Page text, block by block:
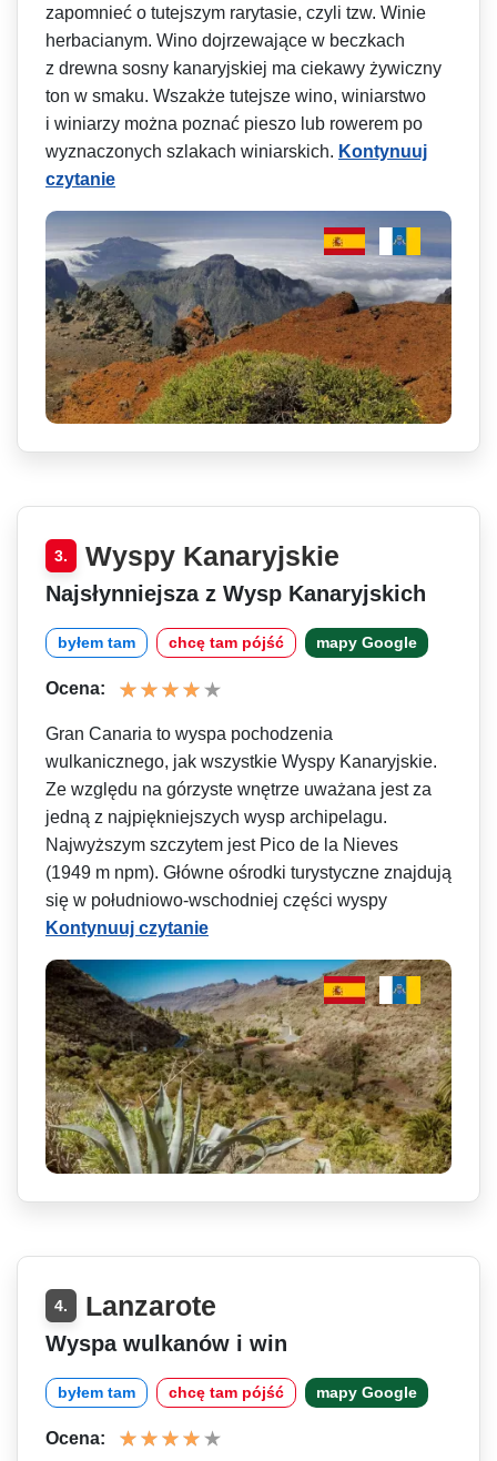
zapomnieć o tutejszym rarytasie, czyli tzw. Winie
herbacianym. Wino dojrzewające w beczkach
z drewna sosny kanaryjskiej ma ciekawy żywiczny
ton w smaku. Wszakże tutejsze wino, winiarstwo
i winiarzy można poznać pieszo lub rowerem po
wyznaczonych szlakach winiarskich. Kontynuuj
czytanie
3. Wyspy Kanaryjskie
Najsłynniejsza z Wysp Kanaryjskich
byłem tam chcę tam pójść mapy Google
Ocena:
Gran Canaria to wyspa pochodzenia
wulkanicznego, jak wszystkie Wyspy Kanaryjskie.
Ze względu na górzyste wnętrze uważana jest za
jedną z najpiękniejszych wysp archipelagu.
Najwyższym szczytem jest Pico de la Nieves
(1949 m npm). Główne ośrodki turystyczne znajdują
się w południowo-wschodniej części wyspy
Kontynuuj czytanie
4. Lanzarote
Wyspa wulkanów i win
byłem tam chcę tam pójść mapy Google
Ocena: